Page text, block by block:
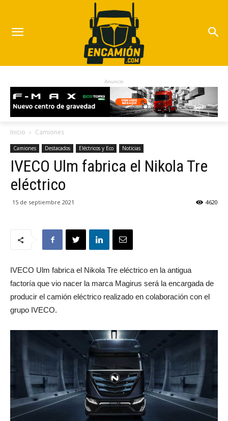
Anuncio
Inicio Camiones
Camiones Destacados Eléctricos y Eco Noticias
IVECO Ulm fabrica el Nikola Tre
eléctrico
15 de septiembre 2021 4620
IVECO Ulm fabrica el Nikola Tre eléctrico en la antigua
factoría que vio nacer la marca Magirus será la encargada de
producir el camión eléctrico realizado en colaboración con el
grupo IVECO.